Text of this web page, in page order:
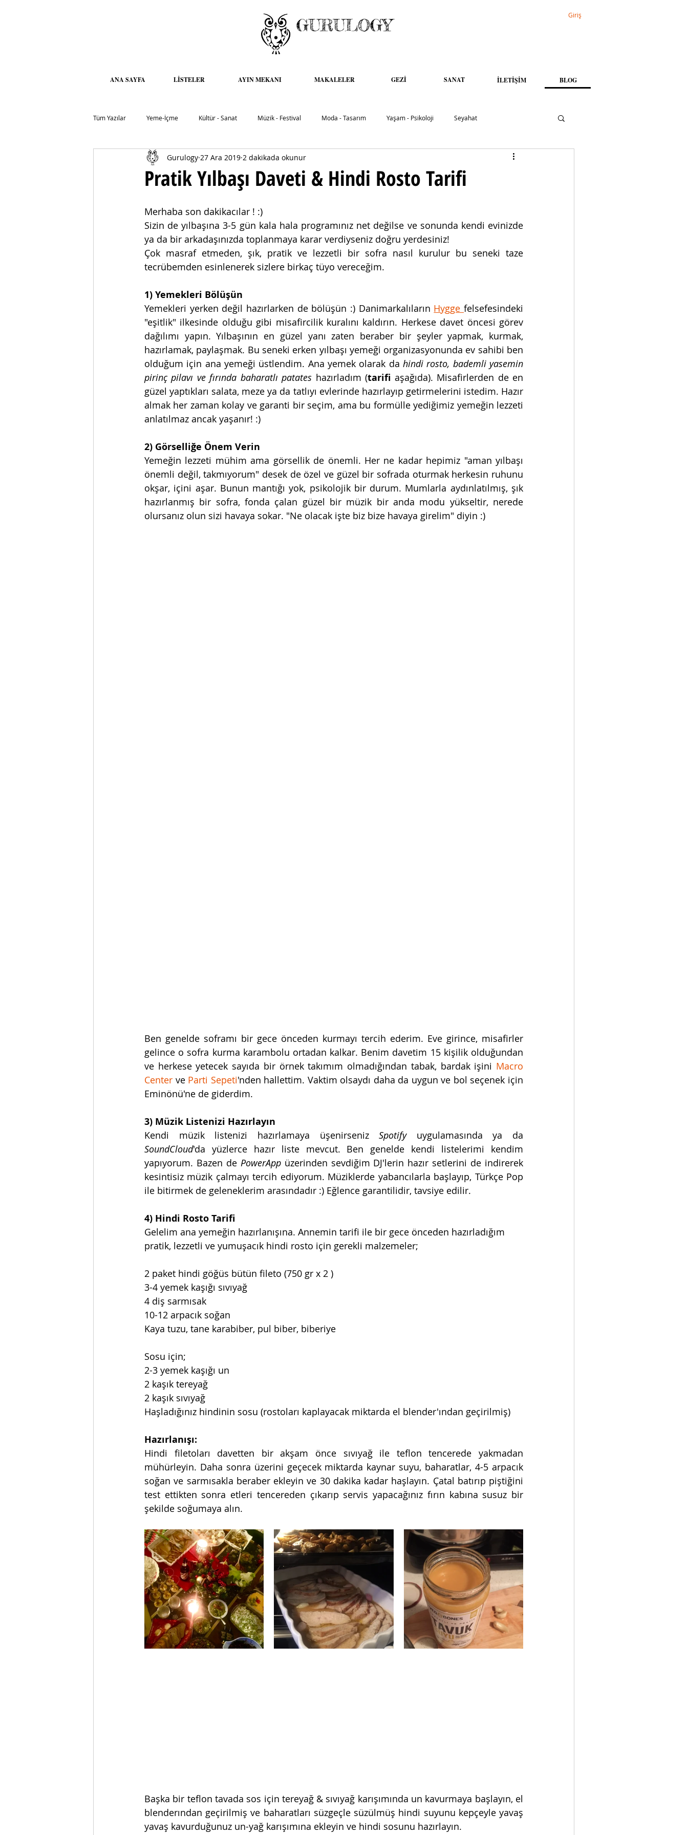
GURULOGY
Giriş
ANA SAYFA LİSTELER AYIN MEKANI MAKALELER GEZİ SANAT İLETİŞİM BLOG
Tüm Yazılar Yeme-İçme Kültür - Sanat Müzik - Festival Moda - Tasarım Yaşam - Psikoloji Seyahat
Çevre - Sürdürülebilirlik
Pratik Yılbaşı Daveti & Hindi Rosto Tarifi
Gurulogy 27 Ara 2019 2 dakikada okunur
Merhaba son dakikacılar ! :)
Sizin de yılbaşına 3-5 gün kala hala programınız net değilse ve sonunda kendi evinizde
ya da bir arkadaşınızda toplanmaya karar verdiyseniz doğru yerdesiniz!
Çok masraf etmeden, şık, pratik ve lezzetli bir sofra nasıl kurulur bu seneki taze
tecrübemden esinlenerek sizlere birkaç tüyo vereceğim.
1) Yemekleri Bölüşün
Yemekleri yerken değil hazırlarken de bölüşün :) Danimarkalıların Hygge felsefesindeki
"eşitlik" ilkesinde olduğu gibi misafircilik kuralını kaldırın. Herkese davet öncesi görev
dağılımı yapın. Yılbaşının en güzel yanı zaten beraber bir şeyler yapmak, kurmak,
hazırlamak, paylaşmak. Bu seneki erken yılbaşı yemeği organizasyonunda ev sahibi ben
olduğum için ana yemeği üstlendim. Ana yemek olarak da hindi rosto, bademli yasemin
pirinç pilavı ve fırında baharatlı patates hazırladım (tarifi aşağıda). Misafirlerden de en
güzel yaptıkları salata, meze ya da tatlıyı evlerinde hazırlayıp getirmelerini istedim. Hazır
almak her zaman kolay ve garanti bir seçim, ama bu formülle yediğimiz yemeğin lezzeti
anlatılmaz ancak yaşanır! :)
2) Görselliğe Önem Verin
Yemeğin lezzeti mühim ama görsellik de önemli. Her ne kadar hepimiz "aman yılbaşı
önemli değil, takmıyorum" desek de özel ve güzel bir sofrada oturmak herkesin ruhunu
okşar, içini aşar. Bunun mantığı yok, psikolojik bir durum. Mumlarla aydınlatılmış, şık
hazırlanmış bir sofra, fonda çalan güzel bir müzik bir anda modu yükseltir, nerede
olursanız olun sizi havaya sokar. "Ne olacak işte biz bize havaya girelim" diyin :)
Ben genelde soframı bir gece önceden kurmayı tercih ederim. Eve girince, misafirler
gelince o sofra kurma karambolu ortadan kalkar. Benim davetim 15 kişilik olduğundan
ve herkese yetecek sayıda bir örnek takımım olmadığından tabak, bardak işini Macro
Center ve Parti Sepeti'nden hallettim. Vaktim olsaydı daha da uygun ve bol seçenek için
Eminönü'ne de giderdim.
3) Müzik Listenizi Hazırlayın
Kendi müzik listenizi hazırlamaya üşenirseniz Spotify
SoundCloud'da yüzlerce hazır liste mevcut. Ben genelde kendi listelerimi kendim
yapıyorum. Bazen de PowerApp üzerinden sevdiğim DJ'lerin hazır setlerini de indirerek
kesintisiz müzik çalmayı tercih ediyorum. Müziklerde yabancılarla başlayıp, Türkçe Pop
ile bitirmek de geleneklerim arasındadır :) Eğlence garantilidir, tavsiye edilir.
4) Hindi Rosto Tarifi
Gelelim ana yemeğin hazırlanışına. Annemin tarifi ile bir gece önceden hazırladığım
pratik, lezzetli ve yumuşacık hindi rosto için gerekli malzemeler;
2 paket hindi göğüs bütün fileto (750 gr x 2 )
3-4 yemek kaşığı sıvıyağ
4 diş sarmısak
10-12 arpacık soğan
Kaya tuzu, tane karabiber, pul biber, biberiye
Sosu için;
2-3 yemek kaşığı un
2 kaşık tereyağ
2 kaşık sıvıyağ
Haşladığınız hindinin sosu (rostoları kaplayacak miktarda el blender'ından geçirilmiş)
Hazırlanışı:
Hindi filetoları davetten bir akşam önce sıvıyağ ile teflon tencerede yakmadan
mühürleyin. Daha sonra üzerini geçecek miktarda kaynar suyu, baharatlar, 4-5 arpacık
soğan ve sarmısakla beraber ekleyin ve 30 dakika kadar haşlayın. Çatal batırıp piştiğini
test ettikten sonra etleri tencereden çıkarıp servis yapacağınız fırın kabına susuz bir
şekilde soğumaya alın.
Başka bir teflon tavada sos için tereyağ & sıvıyağ karışımında un kavurmaya başlayın, el
blenderından geçirilmiş ve baharatları süzgeçle süzülmüş hindi suyunu kepçeyle yavaş
yavaş kavurduğunuz un-yağ karışımına ekleyin ve hindi sosunu hazırlayın.